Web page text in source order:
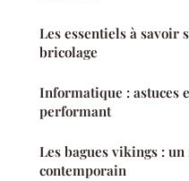
Les essentiels à savoir
bricolage
Informatique : astuces
performant
Les bagues vikings :
contemporain